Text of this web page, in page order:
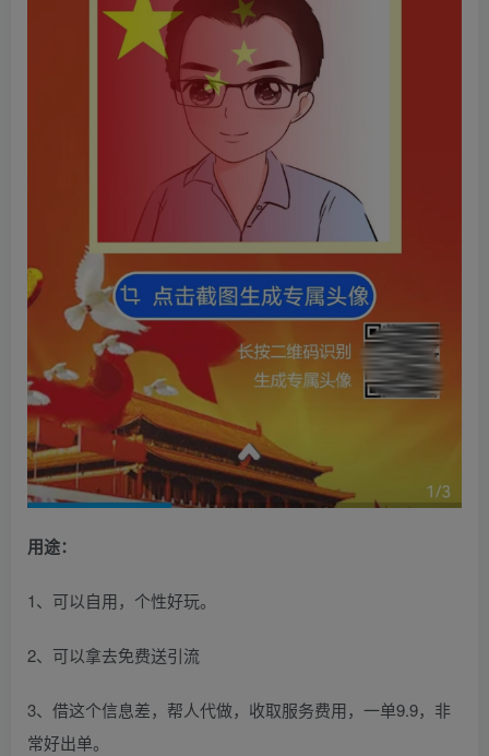
用途：
1、可以自用，个性好玩。
2、可以拿去免费送引流
3、借这个信息差，帮人代做，收取服务费用，一单9.9，非
常好出单。